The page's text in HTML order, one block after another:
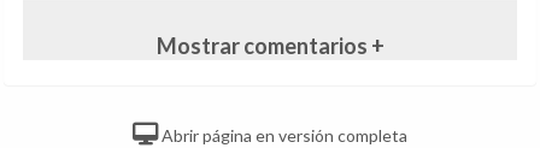
Mostrar comentarios +
Abrir página en versión completa